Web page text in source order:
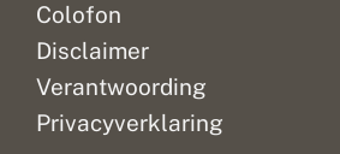
Colofon
Disclaimer
Verantwoording
Privacyverklaring